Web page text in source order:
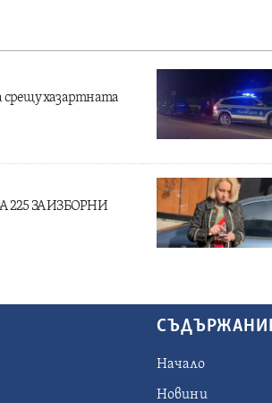
срещу хазартната
225 ЗА ИЗБОРНИ
Начало
Новини